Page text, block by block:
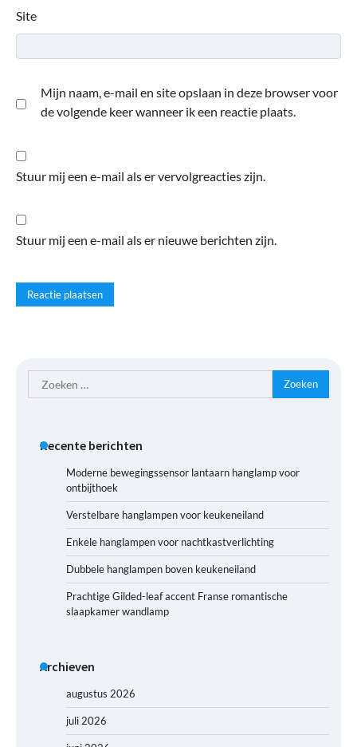
Site
Mijn naam, e-mail en site opslaan in deze browser voor
de volgende keer wanneer ik een reactie plaats.
Stuur mij een e-mail als er vervolgreacties zijn.
Stuur mij een e-mail als er nieuwe berichten zijn.
Zoeken
naar:
Recente berichten
Moderne bewegingssensor lantaarn hanglamp voor
ontbijthoek
Verstelbare hanglampen voor keukeneiland
Enkele hanglampen voor nachtkastverlichting
Dubbele hanglampen boven keukeneiland
Prachtige Gilded-leaf accent Franse romantische
slaapkamer wandlamp
Archieven
augustus 2026
juli 2026